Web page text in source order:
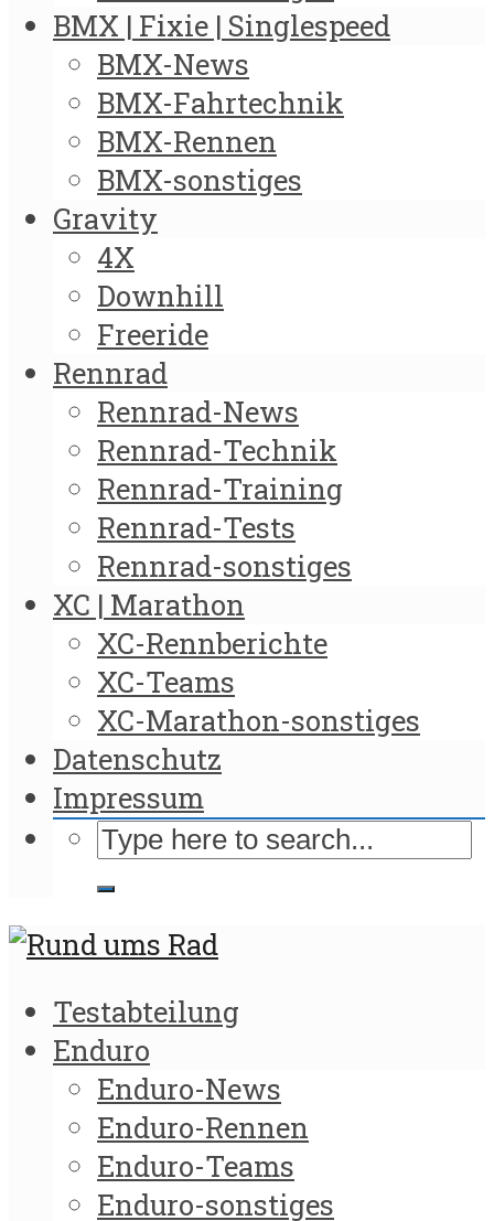
BMX | Fixie | Singlespeed
BMX-News
BMX-Fahrtechnik
BMX-Rennen
BMX-sonstiges
Gravity
4X
Downhill
Freeride
Rennrad
Rennrad-News
Rennrad-Technik
Rennrad-Training
Rennrad-Tests
Rennrad-sonstiges
XC | Marathon
XC-Rennberichte
XC-Teams
XC-Marathon-sonstiges
Datenschutz
Impressum
Testabteilung
Enduro
Enduro-News
Enduro-Rennen
Enduro-Teams
Enduro-sonstiges